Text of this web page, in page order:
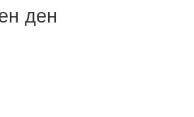
ден